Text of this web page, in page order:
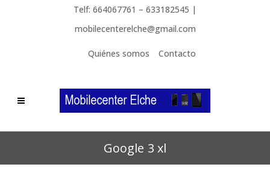
Telf: 664067761 – 633182545 |
mobilecenterelche@gmail.com
Quiénes somos Contacto
Google 3 xl